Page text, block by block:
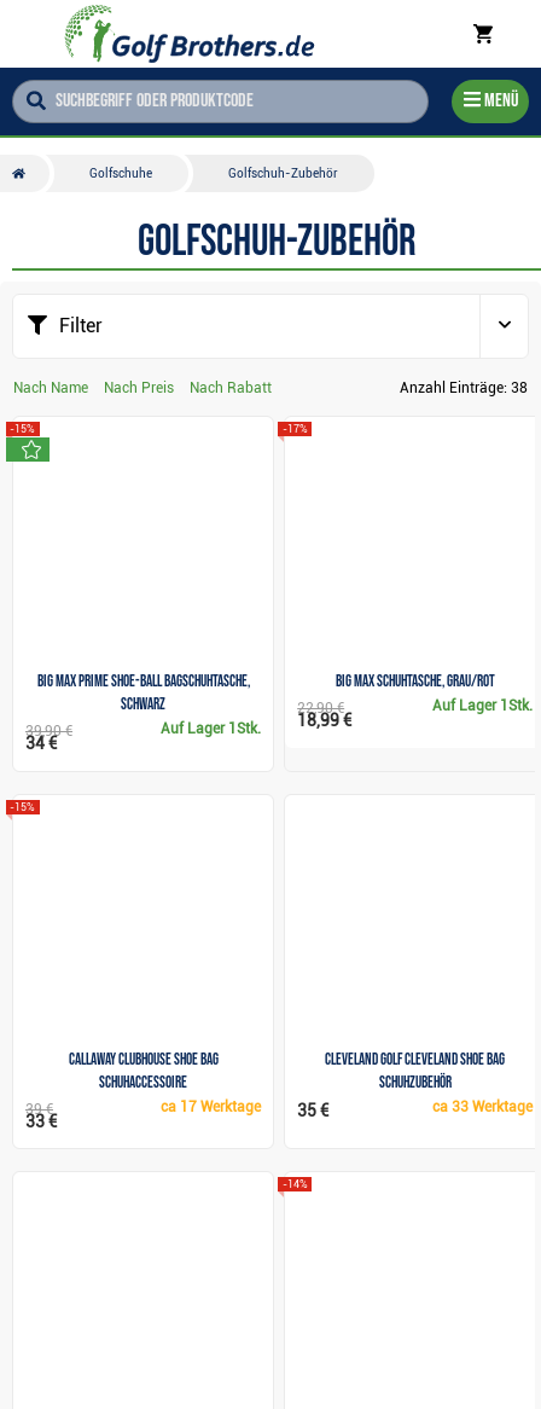
Menü
Golfschuhe Golfschuh-Zubehör
Golfschuh-Zubehör
Filter
Nach Name Nach Preis Nach Rabatt Anzahl Einträge: 38
Big Max Prime Shoe-Ball bagSchuhtasche,
schwarz
-15%
Auf Lager 1Stk.
39,90 €
34 €
Big Max Schuhtasche, grau/rot
-17%
Auf Lager 1Stk.
22,90 €
18,99 €
Callaway Clubhouse Shoe Bag
Schuhaccessoire
-15%
ca 17 Werktage
39 €
33 €
Cleveland Golf Cleveland Shoe Bag
Schuhzubehör
ca33 Werktage
35 €
-14%